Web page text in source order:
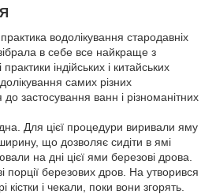
водолікування стародавніх
в себе все найкраще з
практики індійських і китайських
самих різних
застосування ванн і різноманітних
Для цієї процедури виривали яму
що дозволяє сидіти в ямі
на дні цієї ями березові дрова.
порції березових дров. На утворився
кістки і чекали, поки вони згорять.